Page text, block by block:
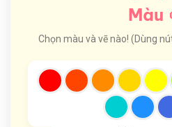
Màu
Chọn màu và vẽ nào! (Dùng